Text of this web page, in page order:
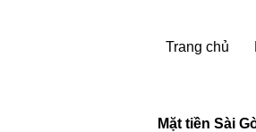
Trang chủ
Mặt tiền Sài